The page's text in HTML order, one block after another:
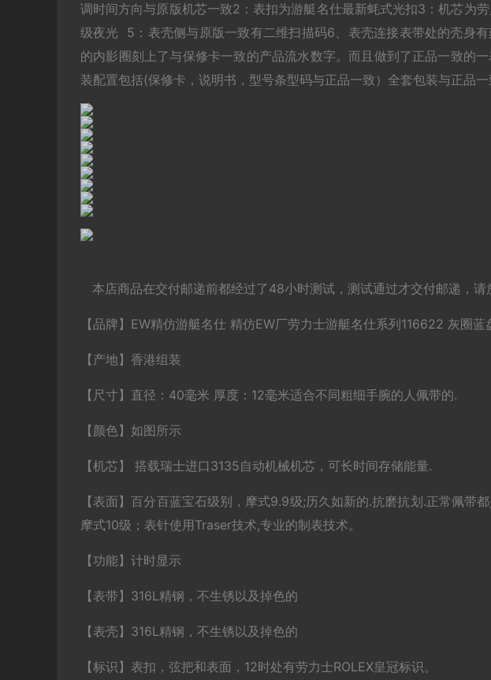
调时间方向与原版机芯一致2：表扣为游艇名仕最新蚝式光扣3：机芯为
级夜光 5：表壳侧与原版一致有二维扫描码6、表壳连接表带处的壳身
的内影圈刻上了与保修卡一致的产品流水数字。而且做到了正品一致的
装配置包括(保修卡，说明书，型号条型码与正品一致）全套包装与正品
本店商品在交付邮递前都经过了48小时测试，测试通过才交付邮递，请
【品牌】EW精仿游艇名仕 精仿EW厂劳力士游艇名仕系列116622 灰圈蓝
【产地】香港组装
【尺寸】直径：40毫米 厚度：12毫米适合不同粗细手腕的人佩带的.
【颜色】如图所示
【机芯】 搭载瑞士进口3135自动机械机芯，可长时间存储能量.
【表面】百分百蓝宝石级别，摩式9.9级;历久如新的.抗磨抗划.正常佩带
摩式10级；表针使用Traser技术,专业的制表技术。
【功能】计时显示
【表带】316L精钢，不生锈以及掉色的
【表壳】316L精钢，不生锈以及掉色的
【标识】表扣，弦把和表面，12时处有劳力士ROLEX皇冠标识。